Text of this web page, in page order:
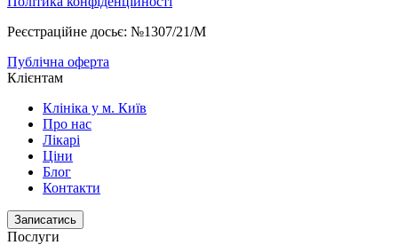
Реєстраційне досьє: №1307/21/M
Публічна оферта
Клієнтам
Клініка у м. Київ
Про нас
Лікарі
Ціни
Блог
Контакти
Записатись
Послуги